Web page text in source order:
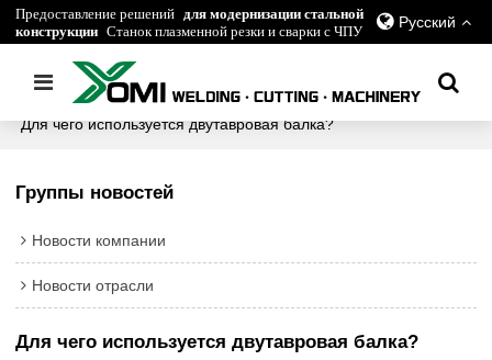
Предоставление решений для модернизации стальной
конструкции Станок плазменной резки и сварки с ЧПУ Русский
Главная / все / Новости отрасли /
Для чего используется двутавровая балка?
Группы новостей
Новости компании
Новости отрасли
Для чего используется двутавровая балка?